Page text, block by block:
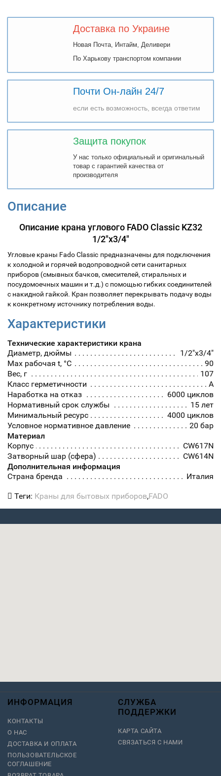
Доставка по Украине
Новая Почта, Интайм, Деливери
По Харькову транспортом компании
Почти Он-лайн 24/7
если есть возможность, всегда ответим
Защита покупок
У нас только официальный и оригинальный
товар с гарантией качества от
производителя
Описание
Описание крана углового FADO Classic KZ32
1/2"x3/4"
Угловые краны Fado Classic предназначены для подключения
к холодной и горячей водопроводной сети санитарных
приборов (смывных бачков, смесителей, стиральных и
посудомоечных машин и т.д.) с помощью гибких соединителей
с накидной гайкой. Кран позволяет перекрывать подачу воды
к конкретному источнику потребления воды.
Характеристики
Технические характеристики крана
Диаметр, дюймы
1/2"x3/4"
Max рабочая t, °С
90
Вес, г
107
Класс герметичности
А
Наработка на отказ
6000 циклов
Нормативный срок службы
15 лет
Минимальный ресурс
4000 циклов
Условное нормативное давление
20 бар
Материал
Корпус
CW617N
Затворный шар (сфера)
CW614N
Дополнительная информация
Страна бренда
Италия
Теги: Краны для бытовых приборов,FADO
ИНФОРМАЦИЯ
КОНТАКТЫ
О НАС
ДОСТАВКА И ОПЛАТА
ПОЛЬЗОВАТЕЛЬСКОЕ
СОГЛАШЕНИЕ
СЛУЖБА
ПОДДЕРЖКИ
КАРТА САЙТА
СВЯЗАТЬСЯ С НАМИ